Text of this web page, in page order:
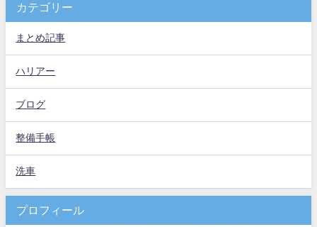
カテゴリー
まとめ記事
ハリアー
ブログ
整備手帳
洗車
プロフィール